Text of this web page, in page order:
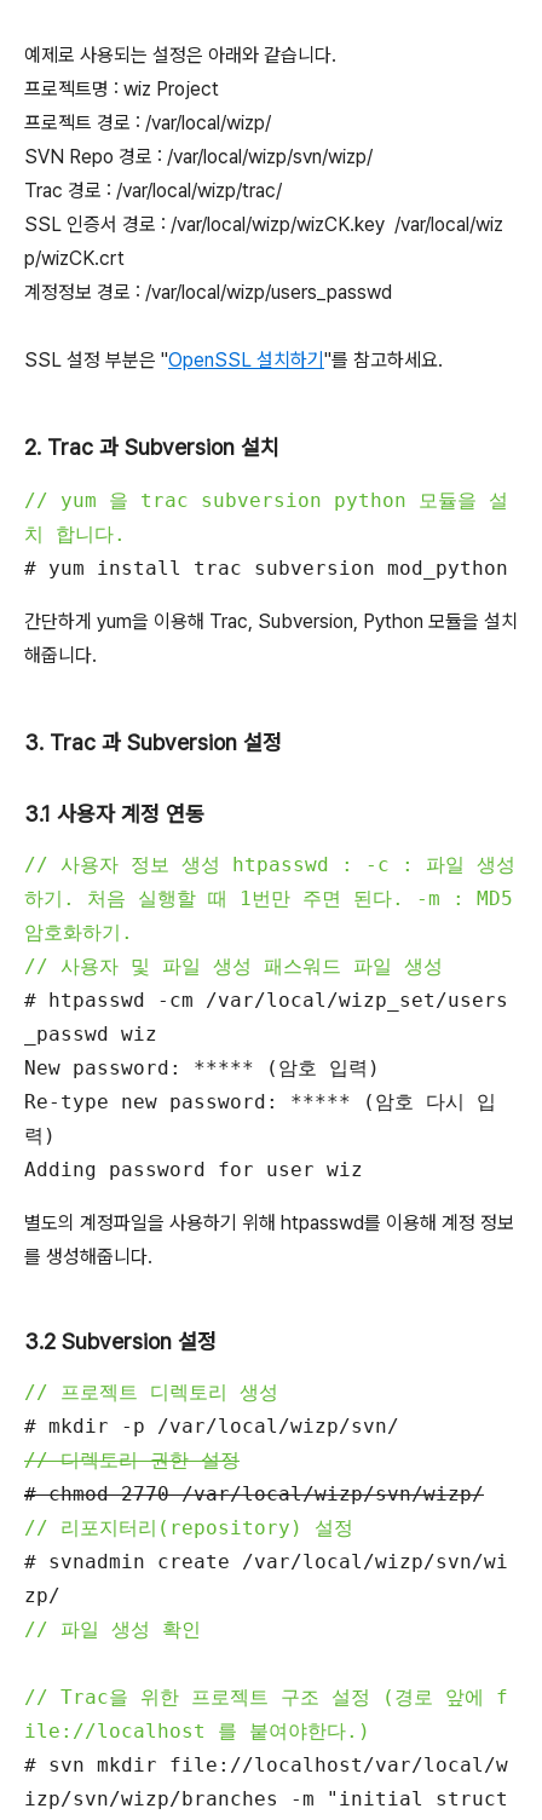
예제로 사용되는 설정은 아래와 같습니다.
프로젝트명 : wiz Project
프로젝트 경로 : /var/local/wizp/
SVN Repo 경로 : /var/local/wizp/svn/wizp/
Trac 경로 : /var/local/wizp/trac/
SSL 인증서 경로 : /var/local/wizp/wizCK.key /var/local/wiz
p/wizCK.crt
계정정보 경로 : /var/local/wizp/users_passwd
SSL 설정 부분은 "OpenSSL 설치하기"를 참고하세요.
2. Trac 과 Subversion 설치
// yum 을 trac subversion python 모듈을 설
치 합니다.
# yum install trac subversion mod_python
간단하게 yum을 이용해 Trac, Subversion, Python 모듈을 설치
해줍니다.
3. Trac 과 Subversion 설정
3.1 사용자 계정 연동
// 사용자 정보 생성 htpasswd : -c : 파일 생성
하기. 처음 실행할 때 1번만 주면 된다. -m : MD5
암호화하기.
// 사용자 및 파일 생성 패스워드 파일 생성
# htpasswd -cm /var/local/wizp_set/users
_passwd wiz
New password: ***** (암호 입력)
Re-type new password: ***** (암호 다시 입
력)
Adding password for user wiz
별도의 계정파일을 사용하기 위해 htpasswd를 이용해 계정 정보
를 생성해줍니다.
3.2 Subversion 설정
// 프로젝트 디렉토리 생성
# mkdir -p /var/local/wizp/svn/
// 디렉토리 권한 설정
# chmod 2770 /var/local/wizp/svn/wizp/
// 리포지터리(repository) 설정
# svnadmin create /var/local/wizp/svn/wi
zp/
// 파일 생성 확인
// Trac을 위한 프로젝트 구조 설정 (경로 앞에 f
ile://localhost 를 붙여야한다.)
# svn mkdir file://localhost/var/local/w
izp/svn/wizp/branches -m "initial struct